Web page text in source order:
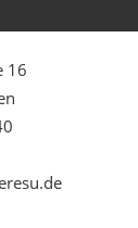
16